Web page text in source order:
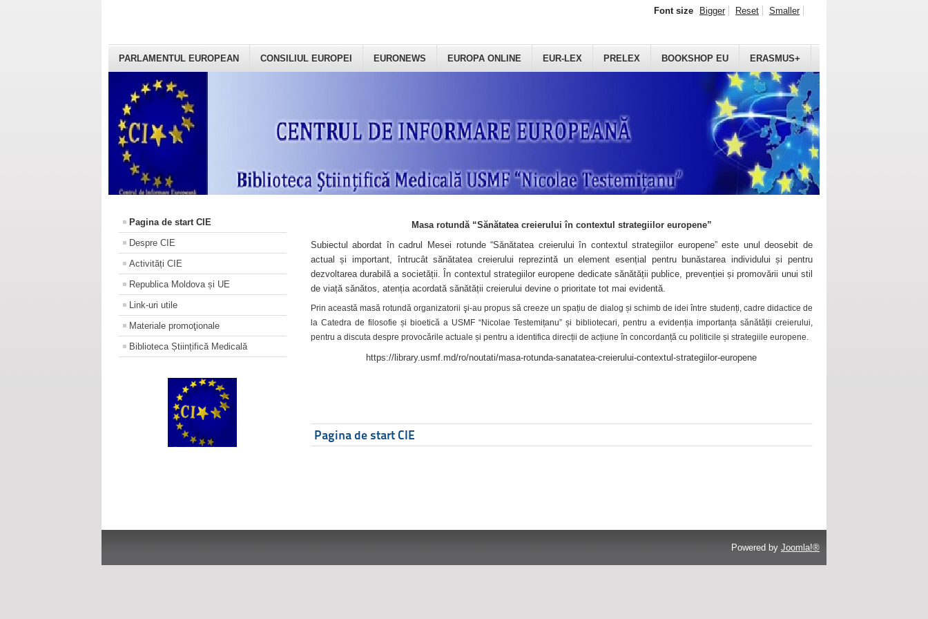
PARLAMENTUL EUROPEAN CONSILIUL EUROPEI EURONEWS EUROPA ONLINE EUR-LEX PRELEX BOOKSHOP EU ERASMUS+
Font size Bigger Reset Smaller
Pagina de start CIE
Despre CIE
Activități CIE
Republica Moldova și UE
Link-uri utile
Materiale promoţionale
Biblioteca Științifică Medicală
Masa rotundă “Sănătatea creierului în contextul strategiilor europene”
Subiectul abordat în cadrul Mesei rotunde “Sănătatea creierului în contextul strategiilor europene” este unul deosebit de
actual și important, întrucât sănătatea creierului reprezintă un element esențial pentru bunăstarea individului și pentru
dezvoltarea durabilă a societății. În contextul strategiilor europene dedicate sănătății publice, prevenției și promovării unui stil
de viață sănătos, atenția acordată sănătății creierului devine o prioritate tot mai evidentă.
Prin această masă rotundă organizatorii şi-au propus să creeze un spațiu de dialog și schimb de idei între studenți, cadre didactice de
la Catedra de filosofie și bioetică a USMF “Nicolae Testemițanu” și bibliotecari, pentru a evidenția importanța sănătății creierului,
pentru a discuta despre provocările actuale și pentru a identifica direcții de acțiune în concordanță cu politicile și strategiile europene.
https://library.usmf.md/ro/noutati/masa-rotunda-sanatatea-creierului-contextul-strategiilor-europene
Pagina de start CIE
Powered by Joomla!®